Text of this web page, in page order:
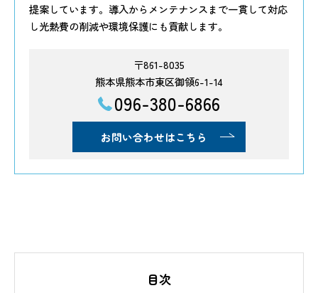
提案しています。導入からメンテナンスまで一貫して対応
し光熱費の削減や環境保護にも貢献します。
〒861-8035
熊本県熊本市東区御領6-1-14
096-380-6866
お問い合わせはこちら
目次